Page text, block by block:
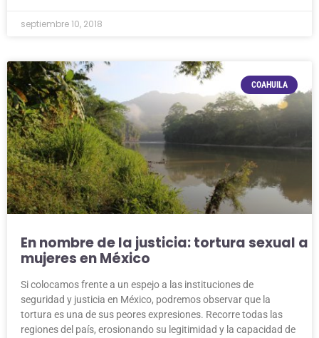
septiembre 10, 2018
COAHUILA
En nombre de la justicia: tortura sexual a
mujeres en México
Si colocamos frente a un espejo a las instituciones de
seguridad y justicia en México, podremos observar que la
tortura es una de sus peores expresiones. Recorre todas las
regiones del país, erosionando su legitimidad y la capacidad de